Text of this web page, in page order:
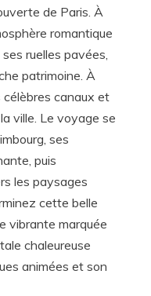
de Paris. À
romantique
ruelles pavées,
patrimoine. À
canaux et
ville. Le voyage se
ses
puis
les paysages
cette belle
vibrante marquée
chaleureuse
animées et son